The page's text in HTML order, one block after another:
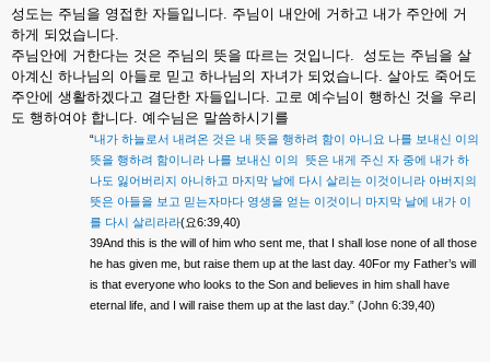
성도는 주님을 영접한 자들입니다. 주님이 내안에 거하고 내가 주안에 거
하게 되었습니다.
주님안에 거한다는 것은 주님의 뜻을 따르는 것입니다. 성도는 주님을 살
아계신 하나님의 아들로 믿고 하나님의 자녀가 되었습니다. 살아도 죽어도
주안에 생활하겠다고 결단한 자들입니다. 고로 예수님이 행하신 것을 우리
도 행하여야 합니다. 예수님은 말씀하시기를
“내가 하늘로서 내려온 것은 내 뜻을 행하려 함이 아니요 나를 보내신
이의
뜻을 행하려 함이니라 나를 보내신 이의 뜻은 내게 주신 자 중에 내가 하
나도 잃어버리지 아니하고 마지막 날에 다시 살리는 이것이니라 아버지의
뜻은 아들을 보고 믿는자마다 영생을 얻는 이것이니 마지막 날에 내가 이
를 다시 살리라라(요6:39,40)
39And this is the will of him who sent me, that I shall lose none of all those
he has given me, but raise them up at the last day. 40For my Father’s will
is that everyone who looks to the Son and believes in him shall have
eternal life, and I will raise them up at the last day.” (John 6:39,40)